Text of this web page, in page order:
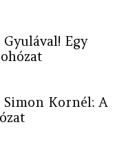
Egy
Simon Kornél: A